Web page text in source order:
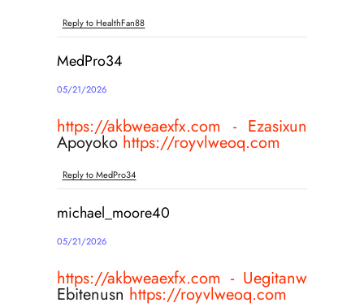
Reply to HealthFan88
MedPro34
05/21/2026
https://akbweaexfx.com - Ezasixun
Apoyoko https://royvlweoq.com
Reply to MedPro34
michael_moore40
05/21/2026
https://akbweaexfx.com - Uegitanw
Ebitenusn https://royvlweoq.com